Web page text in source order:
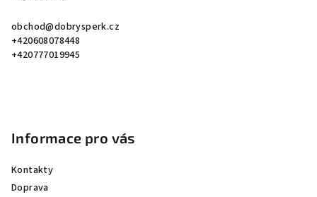
obchod@dobrysperk.cz
+420608078448
+420777019945
Informace pro vás
Kontakty
Doprava